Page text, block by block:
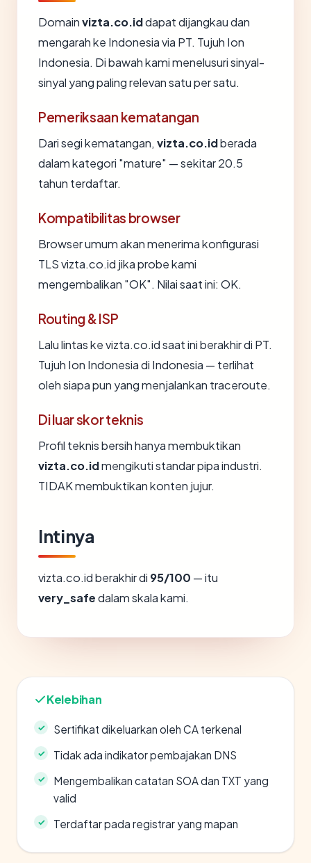
Domainvizta.co.iddapat dijangkau dan
mengarah ke Indonesia via PT. Tujuh Ion
Indonesia. Di bawah kami menelusuri sinyal-
sinyal yang paling relevan satu per satu.
Pemeriksaan kematangan
Dari segi kematangan, vizta.co.idberada
dalam kategori "mature" — sekitar 20.5
tahun terdaftar.
Kompatibilitas browser
Browser umum akan menerima konfigurasi
TLS vizta.co.id jika probe kami
mengembalikan "OK". Nilai saat ini: OK.
Routing & ISP
Lalu lintas ke vizta.co.id saat ini berakhir di PT.
Tujuh Ion Indonesia di Indonesia — terlihat
oleh siapa pun yang menjalankan traceroute.
Di luar skor teknis
Profil teknis bersih hanya membuktikan
vizta.co.idmengikuti standar pipa industri.
TIDAK membuktikan konten jujur.
Intinya
vizta.co.id berakhir di 95/100 — itu
very_safedalam skala kami.
Kelebihan
Sertifikat dikeluarkan oleh CA terkenal
Tidak ada indikator pembajakan DNS
Mengembalikan catatan SOA dan TXT yang
valid
Terdaftar pada registrar yang mapan